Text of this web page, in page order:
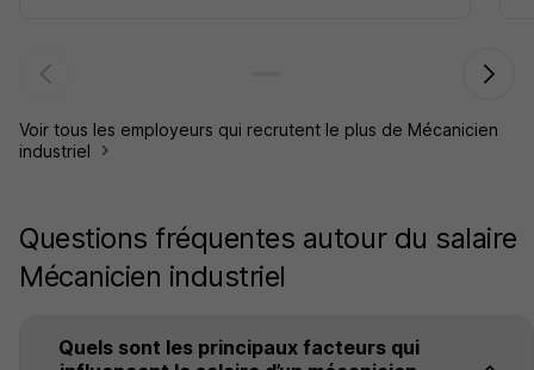
Voir tous les employeurs qui recrutent le plus de Mécanicien
industriel
Questions fréquentes autour du salaire
Mécanicien industriel
Quels sont les principaux facteurs qui